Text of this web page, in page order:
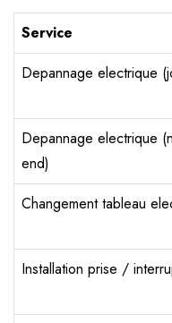
Service
Depannage electrique
Depannage electrique
end)
Changement tableau
Installation prise /